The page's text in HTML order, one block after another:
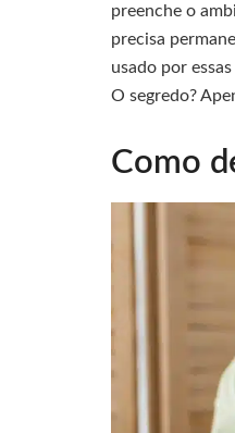
preenche o
precisa
usado por essas
O segredo?
Como